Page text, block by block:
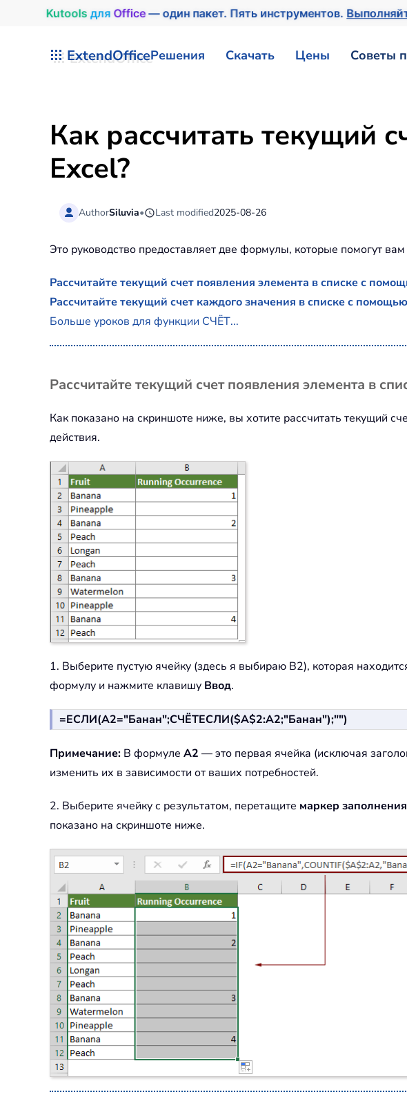
Kutools для Office— один пакет. Пять инструментов.
ExtendOfficeРешения Скачать Цены Советы
Как рассчитать текущий
Excel?
AuthorSiluvia• Last modified2025-08-26
Это руководство предоставляет две формулы, которые помогут
Рассчитайте текущий счет появления элемента в списке с
Рассчитайте текущий счет каждого значения в списке с
Больше уроков для функции СЧЁТ...
Рассчитайте текущий счет появления элемента в
Как показано на скриншоте ниже, вы хотите рассчитать текущий
действия.
1. Выберите пустую ячейку (здесь я выбираю B2), которая
формулу и нажмите клавишу Ввод.
=ЕСЛИ(A2="Банан";СЧЁТЕСЛИ($A$2:A2;"Банан");"")
Примечание: В формуле A2 — это первая ячейка (исключая
изменить их в зависимости от ваших потребностей.
2. Выберите ячейку с результатом, перетащите маркер заполнения
показано на скриншоте ниже.